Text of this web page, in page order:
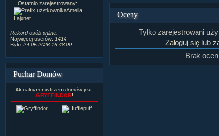
Ostatnio zarejestrowany:
Amelia
Lajonet
Rekord osób online:
Najwięcej userów: 1414
Było: 24.05.2026 16:48:00
Rozdanych pochwał:
Puchar Domów
Aktualnym mistrzem domów jest
GRYFFINDOR!
Oceny
Tylko zarejestrowani
Zaloguj się lub
Brak